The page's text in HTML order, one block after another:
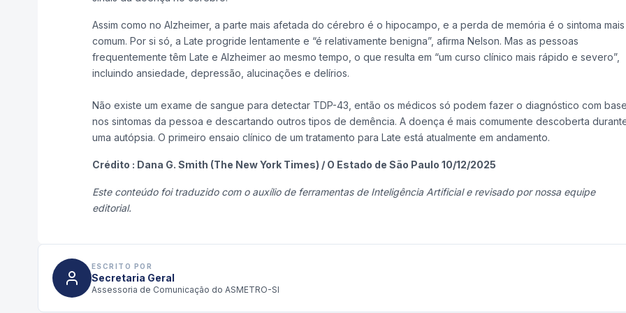
Assim como no Alzheimer, a parte mais afetada do cérebro é o hipocampo, e a perda de memória é o sintoma mais
comum. Por si só, a Late progride lentamente e “é relativamente benigna”, afirma Nelson. Mas as pessoas
frequentemente têm Late e Alzheimer ao mesmo tempo, o que resulta em “um curso clínico mais rápido e severo”,
incluindo ansiedade, depressão, alucinações e delírios.
Não existe um exame de sangue para detectar TDP-43, então os médicos só podem fazer o diagnóstico com
nos sintomas da pessoa e descartando outros tipos de demência. A doença é mais comumente descoberta
uma autópsia. O primeiro ensaio clínico de um tratamento para Late está atualmente em andamento.
Crédito : Dana G. Smith (The New York Times) / O Estado de São Paulo 10/12/2025
Este conteúdo foi traduzido com o auxílio de ferramentas de Inteligência Artificial e revisado por nossa equipe
editorial.
ESCRITO POR
Secretaria Geral
Assessoria de Comunicação do ASMETRO-SI